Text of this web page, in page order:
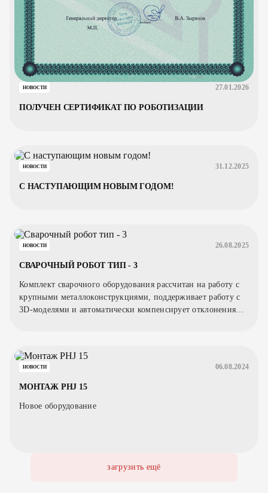
НОВОСТИ 27.01.2026
ПОЛУЧЕН СЕРТИФИКАТ ПО РОБОТИЗАЦИИ
НОВОСТИ 31.12.2025
С НАСТУПАЮЩИМ НОВЫМ ГОДОМ!
НОВОСТИ 26.08.2025
СВАРОЧНЫЙ РОБОТ ТИП - 3
Комплект сварочного оборудования рассчитан на работу с
крупными металлоконструкциями, поддерживает работу с
3D-моделями и автоматически компенсирует отклонения
НОВОСТИ 06.08.2024
МОНТАЖ PHJ 15
Новое оборудование
загрузить ещё